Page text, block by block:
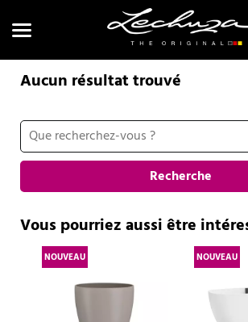
Recherche
Aucun résultat trouvé
Recherche
Vous pourriez aussi être
NOUVEAU NOUVEAU